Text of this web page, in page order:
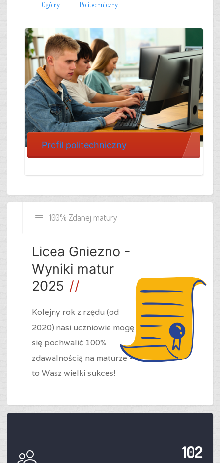
Ogólny Politechniczny
Profil politechniczny
100% Zdanej matury
Licea Gniezno -
Wyniki matur
2025
Kolejny rok z rzędu (od
2020) nasi uczniowie mogę
się pochwalić 100%
zdawalnością na maturze -
to Wasz wielki sukces!
102